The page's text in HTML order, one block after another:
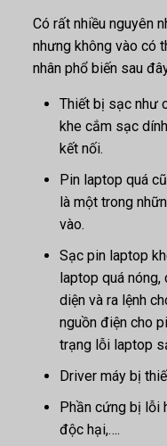
Có rất nhiều nguyên
nhưng không vào có
nhân phổ biến sau
Thiết bị sạc như
khe cắm sạc
kết nối.
Pin laptop quá
là một trong
vào.
Sạc pin laptop
laptop quá nóng,
diện và ra lệnh
nguồn điện cho
trạng lỗi laptop
Driver máy bị
Phần cứng bị lỗi
độc hại,….